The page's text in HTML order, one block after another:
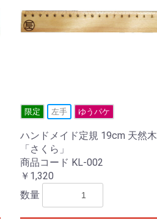
限定 左手 ゆうパケ
ハンドメイド定規 19cm 天然木
「さくら」
商品コード KL-002
￥1,320
数量